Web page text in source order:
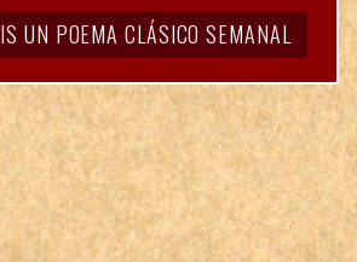
UN POEMA CLÁSICO SEMANAL